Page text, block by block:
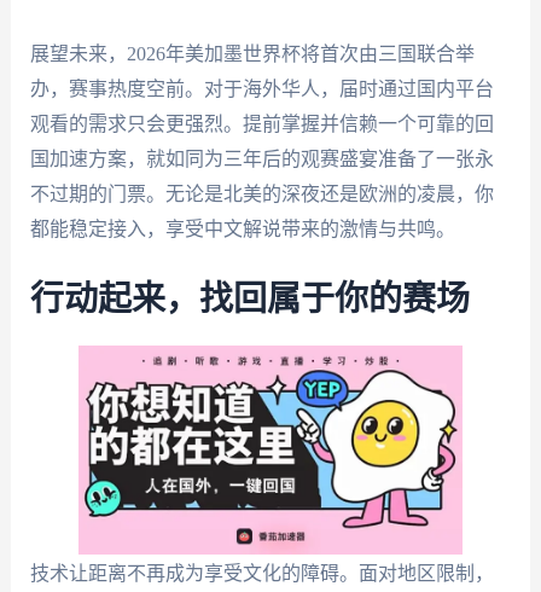
展望未来，2026年美加墨世界杯将首次由三国联合举
办，赛事热度空前。对于海外华人，届时通过国内平台
观看的需求只会更强烈。提前掌握并信赖一个可靠的回
国加速方案，就如同为三年后的观赛盛宴准备了一张永
不过期的门票。无论是北美的深夜还是欧洲的凌晨，你
都能稳定接入，享受中文解说带来的激情与共鸣。
行动起来，找回属于你的赛场
技术让距离不再成为享受文化的障碍。面对地区限制，